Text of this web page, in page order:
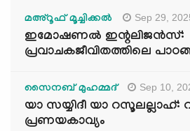
മഅ്റൂഫ് മൂച്ചിക്കല്‍ Sep 29,
ഇമോഷണൽ ഇന്റലിജൻസ്:
പ്രവാചകജീവിതത്തിലെ
സൈനബ് മുഹമ്മദ് Sep 10,
യാ സയ്യിദീ യാ റസൂലല്ലാഹ്:
പ്രണയകാവ്യം